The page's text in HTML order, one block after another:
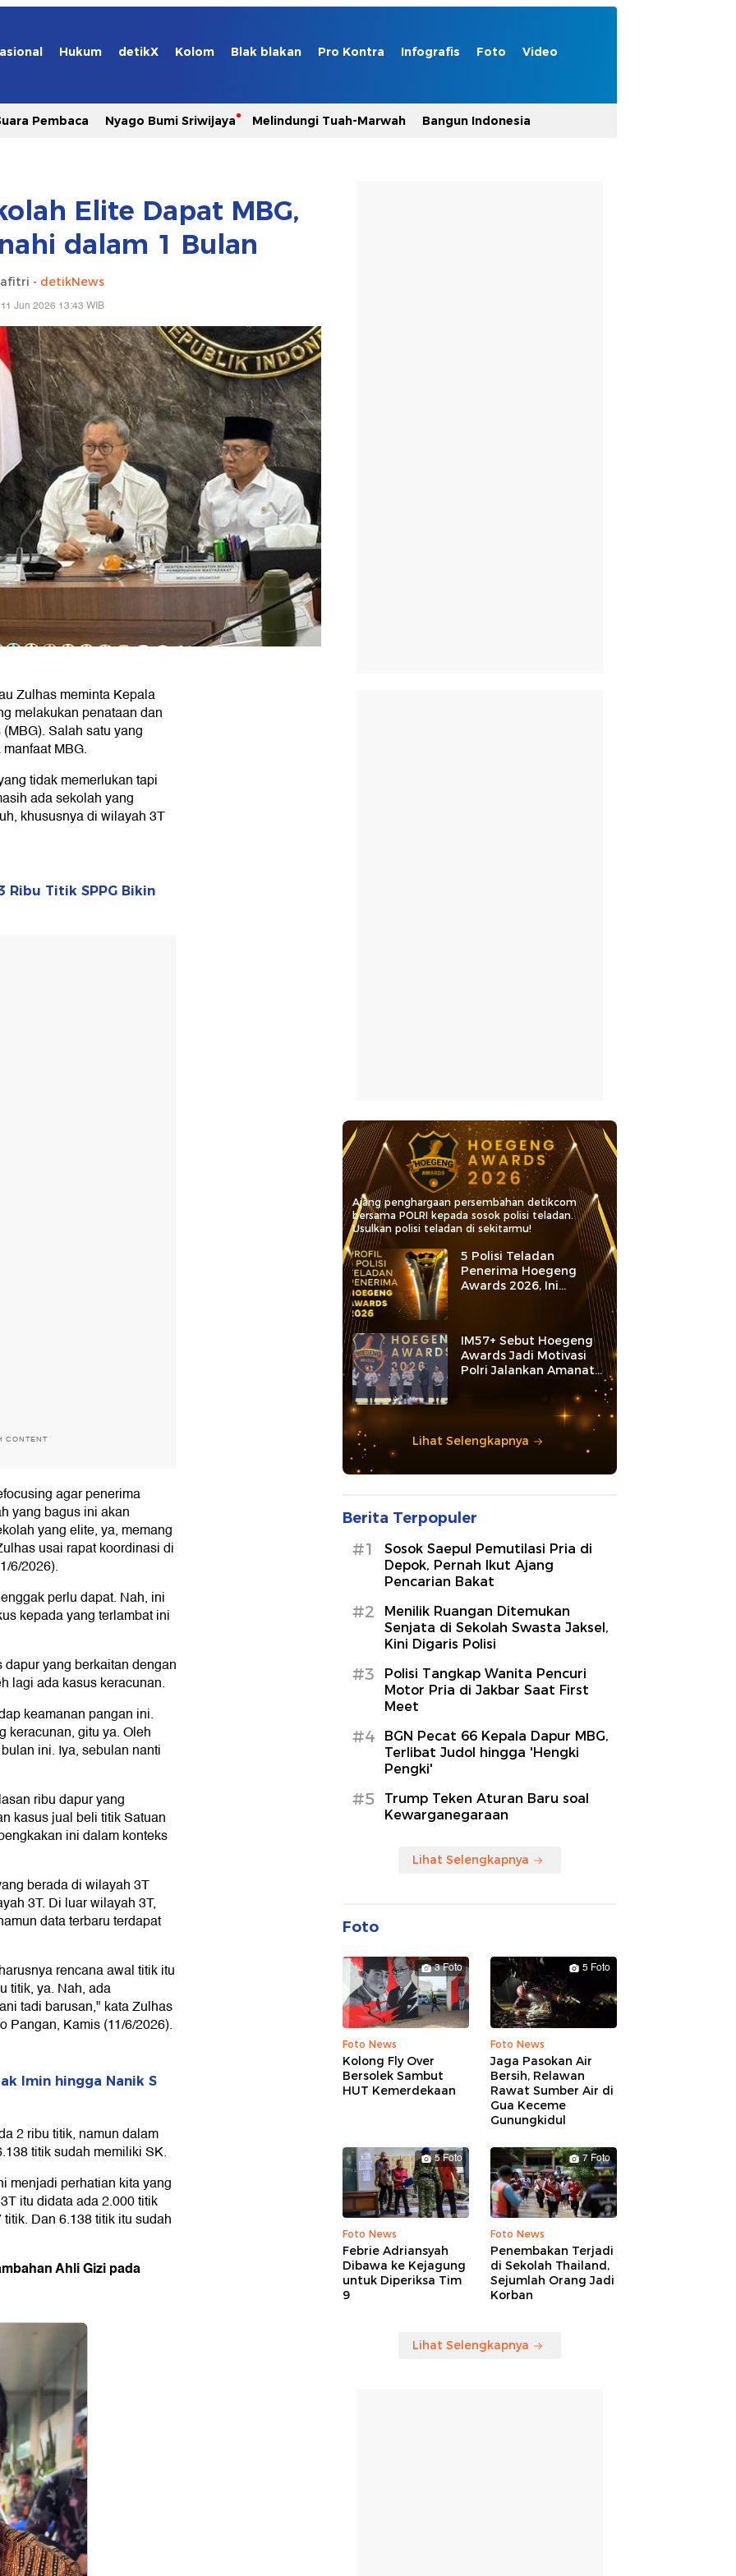
Hukum detikX Kolom Blak blakan Pro Kontra Infografis Foto Video
Pembaca Nyago Bumi Sriwijaya Melindungi Tuah-Marwah Bangun Indonesia
Elite Dapat MBG,
dalam 1 Bulan
- detikNews
Jun 2026 13:43 WIB
Zulhas meminta Kepala
melakukan penataan dan
Salah satu yang
MBG.
tidak memerlukan tapi
ada sekolah yang
khususnya di wilayah 3T
Ribu Titik SPPG Bikin
CONTENT
agar penerima
yang bagus ini akan
yang elite, ya, memang
usai rapat koordinasi di
6/2026).
perlu dapat. Nah, ini
kepada yang terlambat ini
yang berkaitan dengan
lagi ada kasus keracunan.
keamanan pangan ini.
keracunan, gitu ya. Oleh
ini. Iya, sebulan nanti
ribu dapur yang
kasus jual beli titik Satuan
ini dalam konteks
berada di wilayah 3T
3T. Di luar wilayah 3T,
data terbaru terdapat
rencana awal titik itu
titik, ya. Nah, ada
tadi barusan," kata Zulhas
Pangan, Kamis (11/6/2026).
Imin hingga Nanik S
2 ribu titik, namun dalam
titik sudah memiliki SK.
menjadi perhatian kita yang
itu didata ada 2.000 titik
Dan 6.138 titik itu sudah
Ahli Gizi pada
Ajang penghargaan persembahan detikcom
bersama POLRI kepada sosok polisi teladan.
Usulkan polisi teladan di sekitarmu!
5 Polisi Teladan
Penerima Hoegeng
Awards 2026, Ini
Kategori dan Kiprahnya
IM57+ Sebut Hoegeng
Awards Jadi Motivasi
Polri Jalankan Amanat
Lihat Selengkapnya
Berita Terpopuler
#1
Sosok Saepul Pemutilasi Pria di
Depok, Pernah Ikut Ajang
Pencarian Bakat
#2
Menilik Ruangan Ditemukan
Senjata di Sekolah Swasta Jaksel,
Kini Digaris Polisi
#3
Polisi Tangkap Wanita Pencuri
Motor Pria di Jakbar Saat First
Meet
#4
BGN Pecat 66 Kepala Dapur MBG,
Terlibat Judol hingga 'Hengki
Pengki'
#5
Trump Teken Aturan Baru soal
Kewarganegaraan
Lihat Selengkapnya
Foto
3 Foto
Foto News
Kolong Fly Over
Bersolek Sambut
HUT Kemerdekaan
5 Foto
Foto News
Jaga Pasokan Air
Bersih, Relawan
Rawat Sumber Air di
Gua Keceme
Gunungkidul
5 Foto
Foto News
Febrie Adriansyah
Dibawa ke Kejagung
untuk Diperiksa Tim
9
7 Foto
Foto News
Penembakan Terjadi
di Sekolah Thailand,
Sejumlah Orang Jadi
Korban
Lihat Selengkapnya